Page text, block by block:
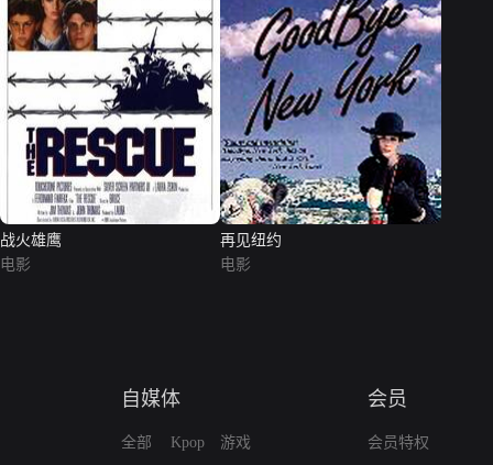
战火雄鹰
电影
再见纽约
电影
自媒体
全部
Kpop
游戏
会员
会员特权